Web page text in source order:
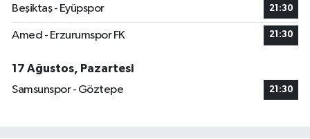
Beşiktaş - Eyüpspor 21:30
Amed - Erzurumspor FK 21:30
17 Ağustos, Pazartesi
Samsunspor - Göztepe
21:30